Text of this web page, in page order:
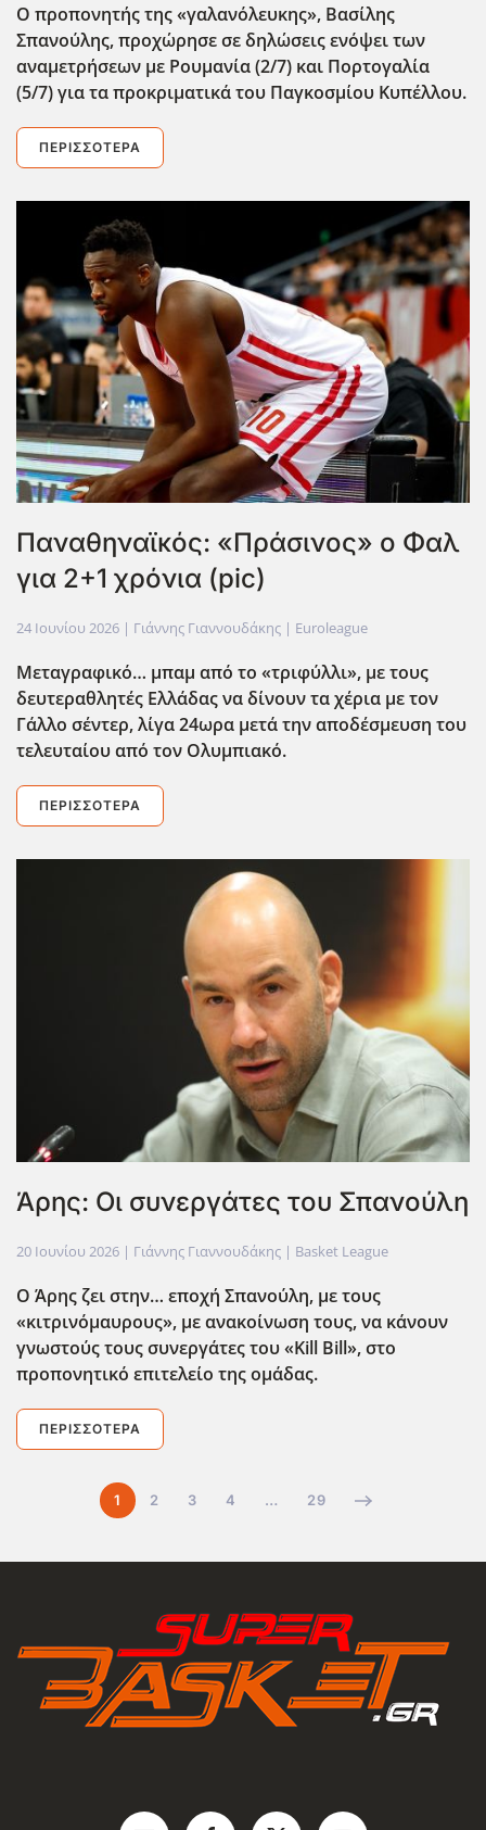
O προπονητής της «γαλανόλευκης», Βασίλης
Σπανούλης, προχώρησε σε δηλώσεις ενόψει των
αναμετρήσεων με Ρουμανία (2/7) και Πορτογαλία
(5/7) για τα προκριματικά του Παγκοσμίου Κυπέλλου.
ΠΕΡΙΣΣΌΤΕΡΑ
Παναθηναϊκός: «Πράσινος» ο Φαλ
για 2+1 χρόνια (pic)
24 Ιουνίου 2026 | Γιάννης Γιαννουδάκης | Euroleague
Μεταγραφικό… μπαμ από το «τριφύλλι», με τους
δευτεραθλητές Ελλάδας να δίνουν τα χέρια με τον
Γάλλο σέντερ, λίγα 24ωρα μετά την αποδέσμευση του
τελευταίου από τον Ολυμπιακό.
ΠΕΡΙΣΣΌΤΕΡΑ
Άρης: Οι συνεργάτες του Σπανούλη
20 Ιουνίου 2026 | Γιάννης Γιαννουδάκης | Basket League
Ο Άρης ζει στην… εποχή Σπανούλη, με τους
«κιτρινόμαυρους», με ανακοίνωση τους, να κάνουν
γνωστούς τους συνεργάτες του «Kill Bill», στο
προπονητικό επιτελείο της ομάδας.
ΠΕΡΙΣΣΌΤΕΡΑ
1 2 3 4 … 29